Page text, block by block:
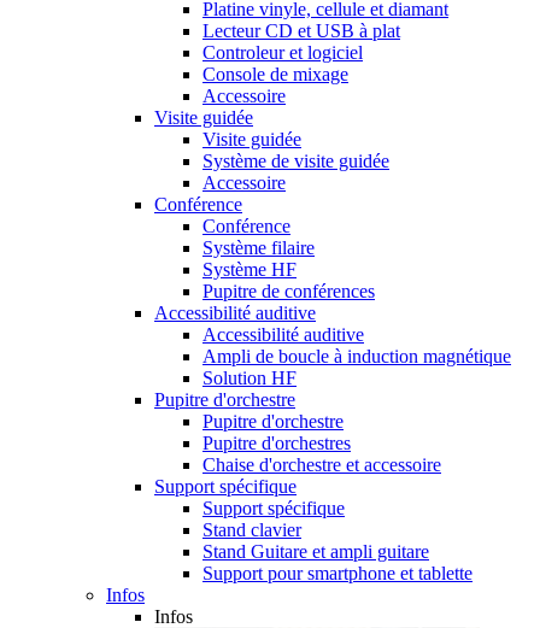
Platine vinyle, cellule et diamant
Lecteur CD et USB à plat
Controleur et logiciel
Console de mixage
Accessoire
Visite guidée
Visite guidée
Système de visite guidée
Accessoire
Conférence
Conférence
Système filaire
Système HF
Pupitre de conférences
Accessibilité auditive
Accessibilité auditive
Ampli de boucle à induction magnétique
Solution HF
Pupitre d'orchestre
Pupitre d'orchestre
Pupitre d'orchestres
Chaise d'orchestre et accessoire
Support spécifique
Support spécifique
Stand clavier
Stand Guitare et ampli guitare
Support pour smartphone et tablette
Infos
Infos